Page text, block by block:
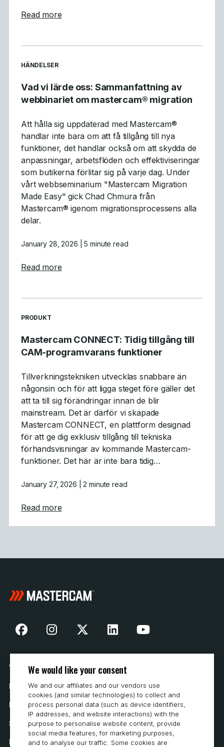
Read moreabout Varför GPU-simulering är ett
READ MORE ARTICLES ABOUT
HÄNDELSER
Vad vi lärde oss: Sammanfattning av
webbinariet om mastercam® migration
Att hålla sig uppdaterad med Mastercam®
handlar inte bara om att få tillgång till nya
funktioner, det handlar också om att skydda de
anpassningar, arbetsflöden och effektiviseringar
som butikerna förlitar sig på varje dag. Under
vårt webbseminarium "Mastercam Migration
Made Easy" gick Chad Chmura från
Mastercam® igenom migrationsprocessens alla
delar.
January 28, 2026 | 5 minute read
Read moreabout Vad vi lärde oss: Sammanfattning
READ MORE ARTICLES ABOUT
PRODUKT
Mastercam CONNECT: Tidig tillgång till
CAM-programvarans funktioner
Tillverkningstekniken utvecklas snabbare än
någonsin och för att ligga steget före gäller det
att ta till sig förändringar innan de blir
mainstream. Det är därför vi skapade
Mastercam CONNECT, en plattform designad
för att ge dig exklusiv tillgång till tekniska
förhandsvisningar av kommande Mastercam-
funktioner. Det här är inte bara tidig…
January 27, 2026 | 2 minute read
Read moreabout Mastercam CONNECT: Tidig
Vår historia
Hur man köper
Karriär
Systemkrav
Integritet
We would like your consent
We and our affiliates and our vendors use
cookies (and similar technologies) to collect and
process personal data (such as device identifiers,
IP addresses, and website interactions) with the
purpose to personalise website content, provide
social media features, for marketing purposes,
and to analyse our traffic. Some cookies are